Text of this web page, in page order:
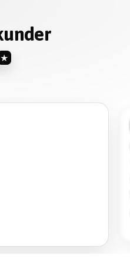
★
en bra tid att vänta